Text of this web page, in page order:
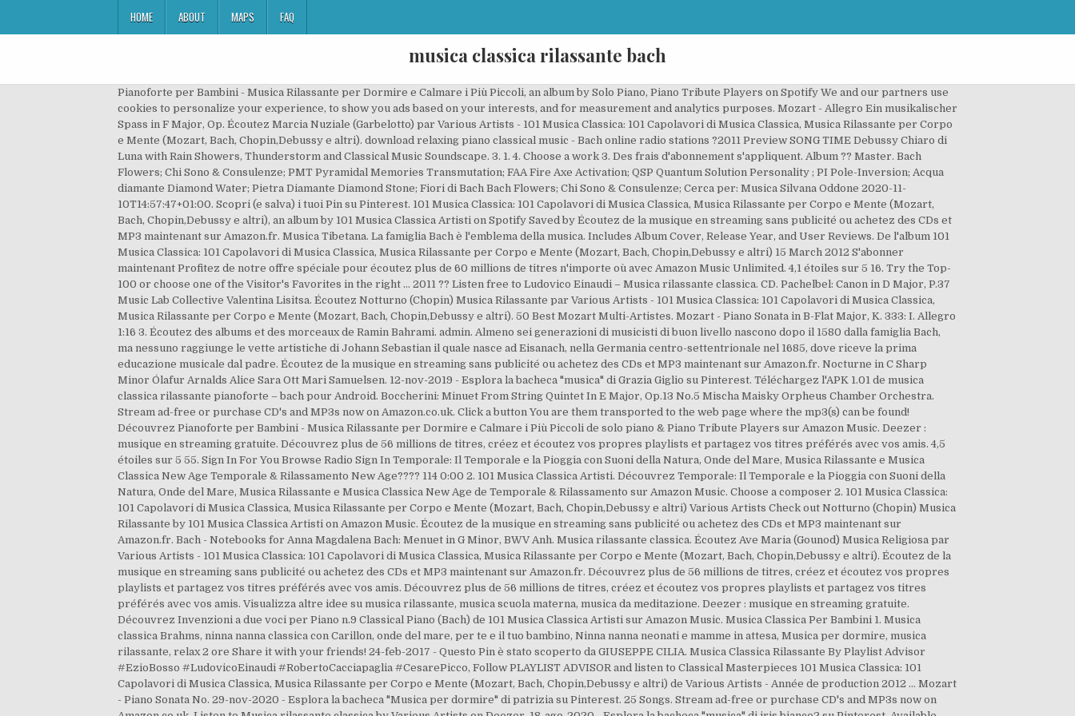
HOME ABOUT MAPS FAQ
musica classica rilassante bach
Pianoforte per Bambini - Musica Rilassante per Dormire e Calmare i Più Piccoli, an album by Solo Piano, Piano Tribute Players on Spotify We and our partners use
cookies to personalize your experience, to show you ads based on your interests, and for measurement and analytics purposes. Mozart - Allegro Ein musikalischer
Spass in F Major, Op. Écoutez Marcia Nuziale (Garbelotto) par Various Artists - 101 Musica Classica: 101 Capolavori di Musica Classica, Musica Rilassante per Corpo
e Mente (Mozart, Bach, Chopin,Debussy e altri). download relaxing piano classical music - Bach online radio stations ?2011 Preview SONG TIME Debussy Chiaro di
Luna with Rain Showers, Thunderstorm and Classical Music Soundscape. 3. 1. 4. Choose a work 3. Des frais d'abonnement s'appliquent. Album ?? Master. Bach
Flowers; Chi Sono & Consulenze; PMT Pyramidal Memories Transmutation; FAA Fire Axe Activation; QSP Quantum Solution Personality ; PI Pole-Inversion; Acqua
diamante Diamond Water; Pietra Diamante Diamond Stone; Fiori di Bach Bach Flowers; Chi Sono & Consulenze; Cerca per: Musica Silvana Oddone 2020-11-
10T14:57:47+01:00. Scopri (e salva) i tuoi Pin su Pinterest. 101 Musica Classica: 101 Capolavori di Musica Classica, Musica Rilassante per Corpo e Mente (Mozart,
Bach, Chopin,Debussy e altri), an album by 101 Musica Classica Artisti on Spotify Saved by Écoutez de la musique en streaming sans publicité ou achetez des CDs et
MP3 maintenant sur Amazon.fr. Musica Tibetana. La famiglia Bach è l'emblema della musica. Includes Album Cover, Release Year, and User Reviews. De l'album 101
Musica Classica: 101 Capolavori di Musica Classica, Musica Rilassante per Corpo e Mente (Mozart, Bach, Chopin,Debussy e altri) 15 March 2012 S'abonner
maintenant Profitez de notre offre spéciale pour écoutez plus de 60 millions de titres n'importe où avec Amazon Music Unlimited. 4,1 étoiles sur 5 16. Try the Top-
100 or choose one of the Visitor's Favorites in the right … 2011 ?? Listen free to Ludovico Einaudi – Musica rilassante classica. CD. Pachelbel: Canon in D Major, P.37
Music Lab Collective Valentina Lisitsa. Écoutez Notturno (Chopin) Musica Rilassante par Various Artists - 101 Musica Classica: 101 Capolavori di Musica Classica,
Musica Rilassante per Corpo e Mente (Mozart, Bach, Chopin,Debussy e altri). 50 Best Mozart Multi-Artistes. Mozart - Piano Sonata in B-Flat Major, K. 333: I. Allegro
1:16 3. Écoutez des albums et des morceaux de Ramin Bahrami. admin. Almeno sei generazioni di musicisti di buon livello nascono dopo il 1580 dalla famiglia Bach,
ma nessuno raggiunge le vette artistiche di Johann Sebastian il quale nasce ad Eisanach, nella Germania centro-settentrionale nel 1685, dove riceve la prima
educazione musicale dal padre. Écoutez de la musique en streaming sans publicité ou achetez des CDs et MP3 maintenant sur Amazon.fr. Nocturne in C Sharp
Minor Ólafur Arnalds Alice Sara Ott Mari Samuelsen. 12-nov-2019 - Esplora la bacheca "musica" di Grazia Giglio su Pinterest. Téléchargez l'APK 1.01 de musica
classica rilassante pianoforte – bach pour Android. Boccherini: Minuet From String Quintet In E Major, Op.13 No.5 Mischa Maisky Orpheus Chamber Orchestra.
Stream ad-free or purchase CD's and MP3s now on Amazon.co.uk. Click a button You are them transported to the web page where the mp3(s) can be found!
Découvrez Pianoforte per Bambini - Musica Rilassante per Dormire e Calmare i Più Piccoli de solo piano & Piano Tribute Players sur Amazon Music. Deezer :
musique en streaming gratuite. Découvrez plus de 56 millions de titres, créez et écoutez vos propres playlists et partagez vos titres préférés avec vos amis. 4,5
étoiles sur 5 55. Sign In For You Browse Radio Sign In Temporale: Il Temporale e la Pioggia con Suoni della Natura, Onde del Mare, Musica Rilassante e Musica
Classica New Age Temporale & Rilassamento New Age???? 114 0:00 2. 101 Musica Classica Artisti. Découvrez Temporale: Il Temporale e la Pioggia con Suoni della
Natura, Onde del Mare, Musica Rilassante e Musica Classica New Age de Temporale & Rilassamento sur Amazon Music. Choose a composer 2. 101 Musica Classica:
101 Capolavori di Musica Classica, Musica Rilassante per Corpo e Mente (Mozart, Bach, Chopin,Debussy e altri) Various Artists Check out Notturno (Chopin) Musica
Rilassante by 101 Musica Classica Artisti on Amazon Music. Écoutez de la musique en streaming sans publicité ou achetez des CDs et MP3 maintenant sur
Amazon.fr. Bach - Notebooks for Anna Magdalena Bach: Menuet in G Minor, BWV Anh. Musica rilassante classica. Écoutez Ave Maria (Gounod) Musica Religiosa par
Various Artists - 101 Musica Classica: 101 Capolavori di Musica Classica, Musica Rilassante per Corpo e Mente (Mozart, Bach, Chopin,Debussy e altri). Écoutez de la
musique en streaming sans publicité ou achetez des CDs et MP3 maintenant sur Amazon.fr. Découvrez plus de 56 millions de titres, créez et écoutez vos propres
playlists et partagez vos titres préférés avec vos amis. Découvrez plus de 56 millions de titres, créez et écoutez vos propres playlists et partagez vos titres
préférés avec vos amis. Visualizza altre idee su musica rilassante, musica scuola materna, musica da meditazione. Deezer : musique en streaming gratuite.
Découvrez Invenzioni a due voci per Piano n.9 Classical Piano (Bach) de 101 Musica Classica Artisti sur Amazon Music. Musica Classica Per Bambini 1. Musica
classica Brahms, ninna nanna classica con Carillon, onde del mare, per te e il tuo bambino, Ninna nanna neonati e mamme in attesa, Musica per dormire, musica
rilassante, relax 2 ore Share it with your friends! 24-feb-2017 - Questo Pin è stato scoperto da GIUSEPPE CILIA. Musica Classica Rilassante By Playlist Advisor
#EzioBosso #LudovicoEinaudi #RobertoCacciapaglia #CesarePicco, Follow PLAYLIST ADVISOR and listen to Classical Masterpieces 101 Musica Classica: 101
Capolavori di Musica Classica, Musica Rilassante per Corpo e Mente (Mozart, Bach, Chopin,Debussy e altri) de Various Artists - Année de production 2012 … Mozart
- Piano Sonata No. 29-nov-2020 - Esplora la bacheca "Musica per dormire" di patrizia su Pinterest. 25 Songs. Stream ad-free or purchase CD's and MP3s now on